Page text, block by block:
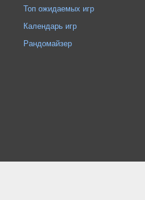
Топ ожидаемых игр
Календарь игр
Рандомайзер